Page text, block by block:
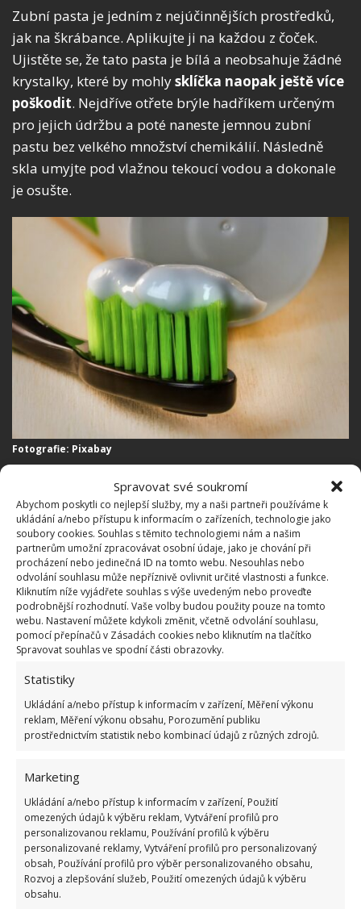
Spravovat své soukromí
Abychom poskytli co nejlepší služby, my a naši partneři používáme k
ukládání a/nebo přístupu k informacím o zařízeních, technologie jako
soubory cookies. Souhlas s těmito technologiemi nám a našim
partnerům umožní zpracovávat osobní údaje, jako je chování při
procházení nebo jedinečná ID na tomto webu. Nesouhlas nebo
odvolání souhlasu může nepříznivě ovlivnit určité vlastnosti a funkce.
Kliknutím níže vyjádřete souhlas s výše uvedeným nebo proveďte
podrobnější rozhodnutí. Vaše volby budou použity pouze na tomto
webu. Nastavení můžete kdykoli změnit, včetně odvolání souhlasu,
pomocí přepínačů v Zásadách cookies nebo kliknutím na tlačítko
Spravovat souhlas ve spodní části obrazovky.
Statistiky
Ukládání a/nebo přístup k informacím v zařízení, Měření výkonu
reklam, Měření výkonu obsahu, Porozumění publiku
prostřednictvím statistik nebo kombinací údajů z různých zdrojů.
Marketing
Ukládání a/nebo přístup k informacím v zařízení, Použití
omezených údajů k výběru reklam, Vytváření profilů pro
personalizovanou reklamu, Používání profilů k výběru
personalizované reklamy, Vytváření profilů pro personalizovaný
obsah, Používání profilů pro výběr personalizovaného obsahu,
Rozvoj a zlepšování služeb, Použití omezených údajů k výběru
obsahu.
Zubní pasta je jedním z nejúčinnějších prostředků,
jak na škrábance. Aplikujte ji na každou z čoček.
Ujistěte se, že tato pasta je bílá a neobsahuje žádné
krystalky, které by mohlysklíčka naopak ještě více
poškodit. Nejdříve otřete brýle hadříkem určeným
pro jejich údržbu a poté naneste jemnou zubní
pastu bez velkého množství chemikálií. Následně
skla umyjte pod vlažnou tekoucí vodou a dokonale
je osušte.
Fotografie: Pixabay
V případě potřeby můžete několikrát opakovat.
Sklíčka u brýlí nejen zbavíte nežádoucích škrábanců
a oděrek, ale také je zanecháte dokonale lesklé.
Zubní pasta je všestranný produkt,který můžete
používat jak v koupelně, tak i pro údržbu
domácnosti. Pokud vás trápí drobné škrábance na
autě, i zde pomůže zubní pasta stejně efektivně jako
v případě brýlí.
Směs jedlé sody odstraní škrábance
rychlostí blesku
Směs jedlé sody dokáže obrousit oděrky na
smíchat dvě čajové lžičky jedlé sody, suroviny, která
by se měla nacházetv každé domácnosti z důvodu
svého všestranného využití, a jednu polévkovou
lžíci vody, abyste vytvořili pastu. Aplikujte ji na
sklíčko od brýlí a krouživými pohyby je vyleštěte.
Spláchněte a čistým hadříkem z mikrovlákna osušte.